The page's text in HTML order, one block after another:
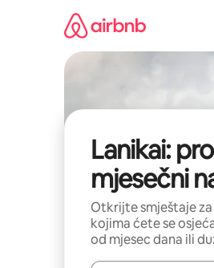
Lanikai:
mjesečni
Otkrijte smještaje
kojima ćete se
od mjesec dana ili